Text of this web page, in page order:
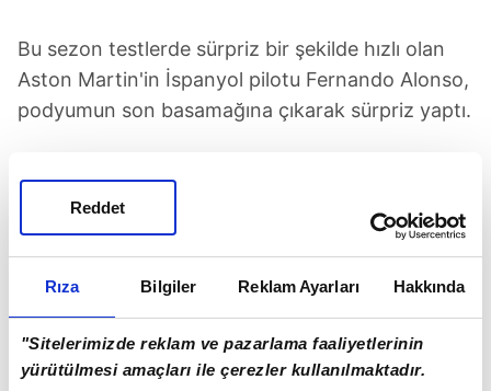
Rıza Bilgiler Reklam Ayarları Hakkında
"Sitelerimizde reklam ve pazarlama faaliyetlerinin
yürütülmesi amaçları ile çerezler kullanılmaktadır.
Reddet
Bu sezon testlerde sürpriz bir şekilde hızlı olan
Aston Martin'in İspanyol pilotu Fernando Alonso,
podyumun son basamağına çıkarak sürpriz yaptı.
kez dünya şampiyonu pilotu Lewis Hamilton
5'inci, Aston Martin'den Lance Stroll 6'ıncı,
Mercedes'tenGeorge Russell7'inci oldu.
Alfa Romeo'dan Valtteri Bottas, Alpine'den Pierre
Gasly ve Williams'tan Alexander Albon puan
almayı başaran diğer pilotlar oldu.